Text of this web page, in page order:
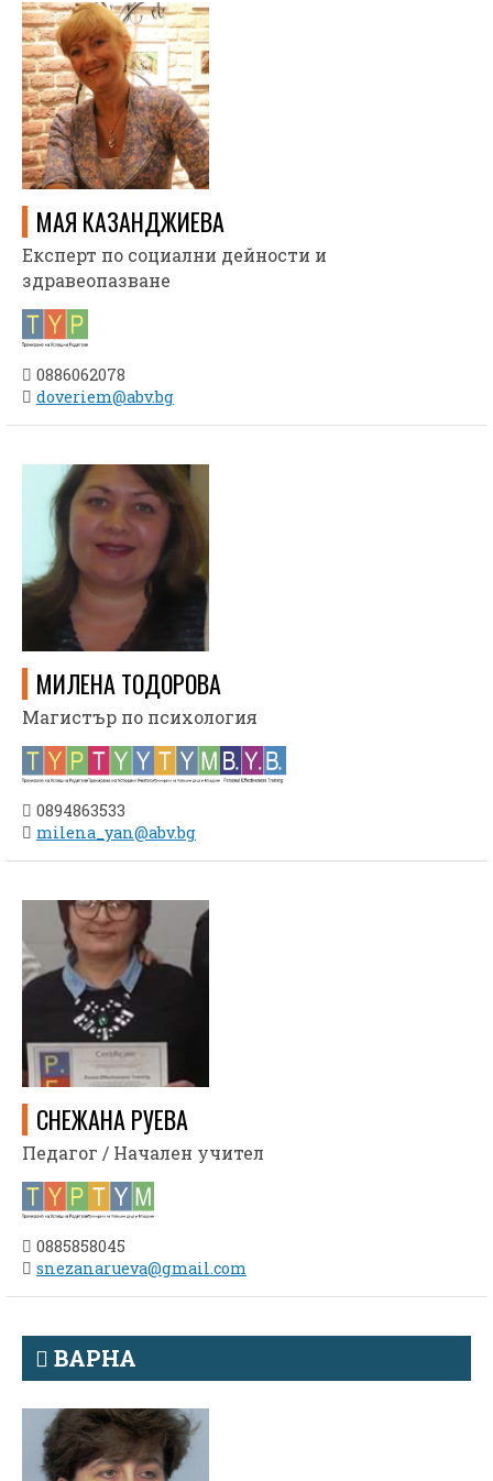
МАЯ КАЗАНДЖИЕВА
Експерт по социални дейности и
здравеопазване
0886062078
doveriem@abv.bg
МИЛЕНА ТОДОРОВА
Магистър по психология
0894863533
milena_yan@abv.bg
СНЕЖАНА РУЕВА
Педагог / Начален учител
0885858045
snezanarueva@gmail.com
ВАРНА